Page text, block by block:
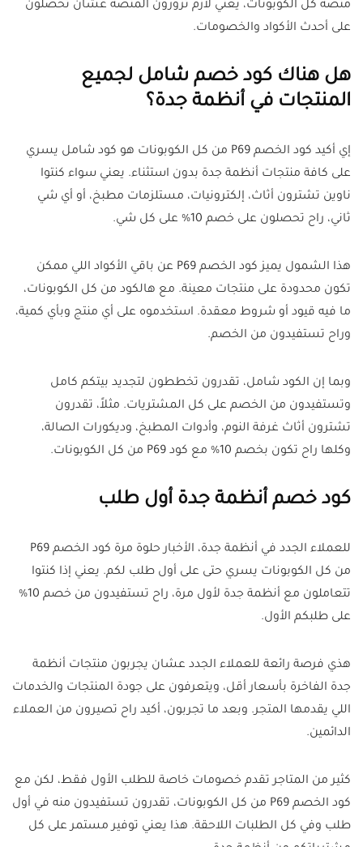
منصة كل الكوبونات، يعني لازم تزورون المنصة عشان تحصلون
على أحدث الأكواد والخصومات.
هل هناك كود خصم شامل لجميع
المنتجات في أنظمة جدة؟
إي أكيد كود الخصم P69 من كل الكوبونات هو كود شامل يسري
على كافة منتجات أنظمة جدة بدون استثناء. يعني سواء كنتوا
ناوين تشترون أثاث، إلكترونيات، مستلزمات مطبخ، أو أي شي
ثاني، راح تحصلون على خصم 10% على كل شي.
هذا الشمول يميز كود الخصم P69 عن باقي الأكواد اللي ممكن
تكون محدودة على منتجات معينة. مع هالكود من كل الكوبونات،
ما فيه قيود أو شروط معقدة. استخدموه على أي منتج وبأي كمية،
وراح تستفيدون من الخصم.
وبما إن الكود شامل، تقدرون تخططون لتجديد بيتكم كامل
وتستفيدون من الخصم على كل المشتريات. مثلاً، تقدرون
تشترون أثاث غرفة النوم، وأدوات المطبخ، وديكورات الصالة،
وكلها راح تكون بخصم 10% مع كود P69 من كل الكوبونات.
كود خصم أنظمة جدة أول طلب
للعملاء الجدد في أنظمة جدة، الأخبار حلوة مرة كود الخصم P69
من كل الكوبونات يسري حتى على أول طلب لكم. يعني إذا كنتوا
تتعاملون مع أنظمة جدة لأول مرة، راح تستفيدون من خصم 10%
على طلبكم الأول.
هذي فرصة رائعة للعملاء الجدد عشان يجربون منتجات أنظمة
جدة الفاخرة بأسعار أقل، ويتعرفون على جودة المنتجات والخدمات
اللي يقدمها المتجر. وبعد ما تجربون، أكيد راح تصيرون من العملاء
الدائمين.
كثير من المتاجر تقدم خصومات خاصة للطلب الأول فقط، لكن مع
كود الخصم P69 من كل الكوبونات، تقدرون تستفيدون منه في أول
طلب وفي كل الطلبات اللاحقة. هذا يعني توفير مستمر على كل